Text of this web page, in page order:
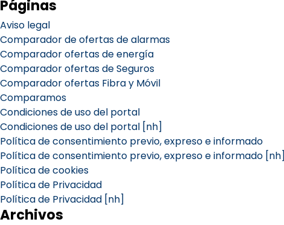
Páginas
Aviso legal
Comparador de ofertas de alarmas
Comparador ofertas de energía
Comparador ofertas de Seguros
Comparador ofertas Fibra y Móvil
Comparamos
Condiciones de uso del portal
Condiciones de uso del portal [nh]
Política de consentimiento previo, expreso e informado
Política de consentimiento previo, expreso e informado [nh]
Política de cookies
Política de Privacidad
Política de Privacidad [nh]
Archivos